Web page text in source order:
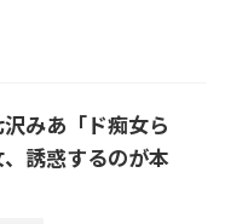
沢みあ「ド痴女ら
誘惑するのが本